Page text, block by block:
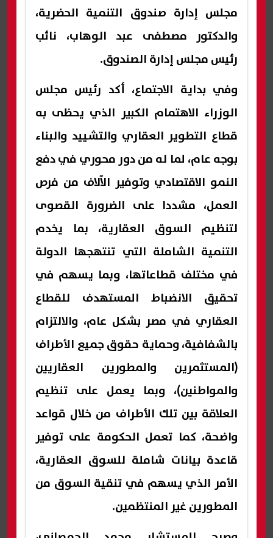
مجلس إدارة صندوق التنمية الحضرية،
والدكتور مصطفى عبد الوهاب، نائب
رئيس مجلس إدارة الصندوق.
وفي بداية الاجتماع، أكد رئيس مجلس
الوزراء الاهتمام الكبير الذي يحظى به
قطاع التطوير العقاري والتشييد والبناء
بوجه عام، لما له من دور محوري في دفع
النمو الاقتصادي وتوفير الآلاف من فرص
العمل، مشددا على الضرورة القصوى
لتنظيم السوق العقارية، بما يخدم
التنمية الشاملة التي تنتهجها الدولة
في مختلف قطاعاتها، وبما يسهم في
تحقيق الانضباط المستهدف للقطاع
العقاري في مصر بشكل عام، والالتزام
بالشفافية، وحماية حقوق جميع الأطراف
(المستثمرين والمطورين العقاريين
والمواطنين)، وبما يعمل على تنظيم
العلاقة بين تلك الأطراف من خلال قواعد
واضحة، كما تعمل الحكومة على توفير
قاعدة بيانات شاملة للسوق العقارية،
الأمر الذي يسهم في تنقية السوق من
المطورين غير المنتظمين.